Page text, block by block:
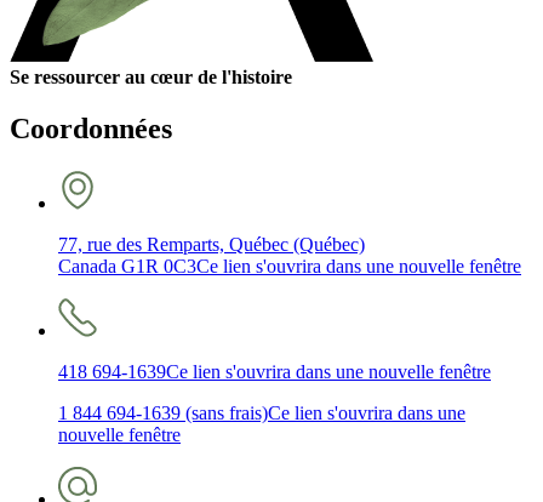
Se ressourcer au cœur de l'histoire
Coordonnées
77, rue des Remparts, Québec (Québec)
Canada G1R 0C3Ce lien s'ouvrira dans une nouvelle fenêtre
418 694-1639Ce lien s'ouvrira dans une nouvelle fenêtre
1 844 694-1639 (sans frais)Ce lien s'ouvrira dans une
nouvelle fenêtre